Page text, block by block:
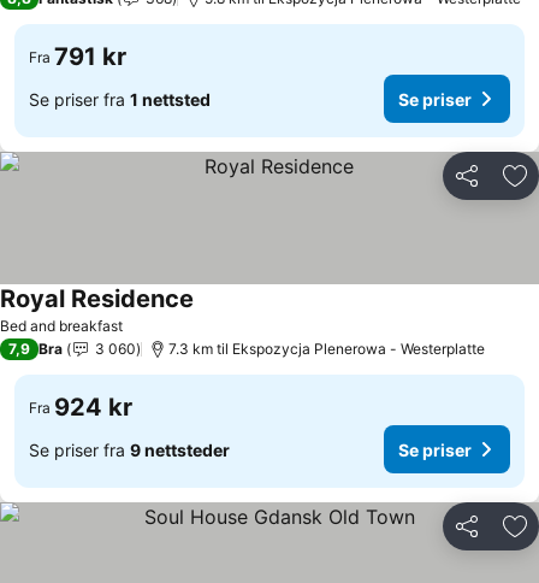
Fra 791 kr
Se priser fra 1 nettsted Se priser
Del
Bed and breakfast
Royal Residence
7,9 Bra 3 060 7.3 km til Ekspozycja Plenerowa - Westerplatte
Fra 924 kr
Se priser fra 9 nettsteder Se priser
Del